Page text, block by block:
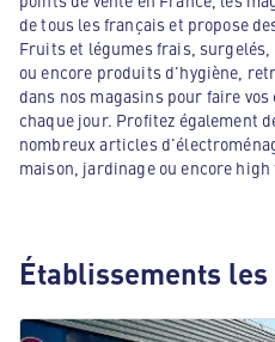
de tous les français et propose
Fruits et légumes frais,
ou encore produits d'hygiène,
dans nos magasins pour faire
chaque jour. Profitez également
nombreux articles
maison, jardinage ou encore
Établissements